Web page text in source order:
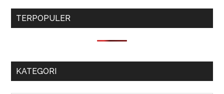
TERPOPULER
KATEGORI